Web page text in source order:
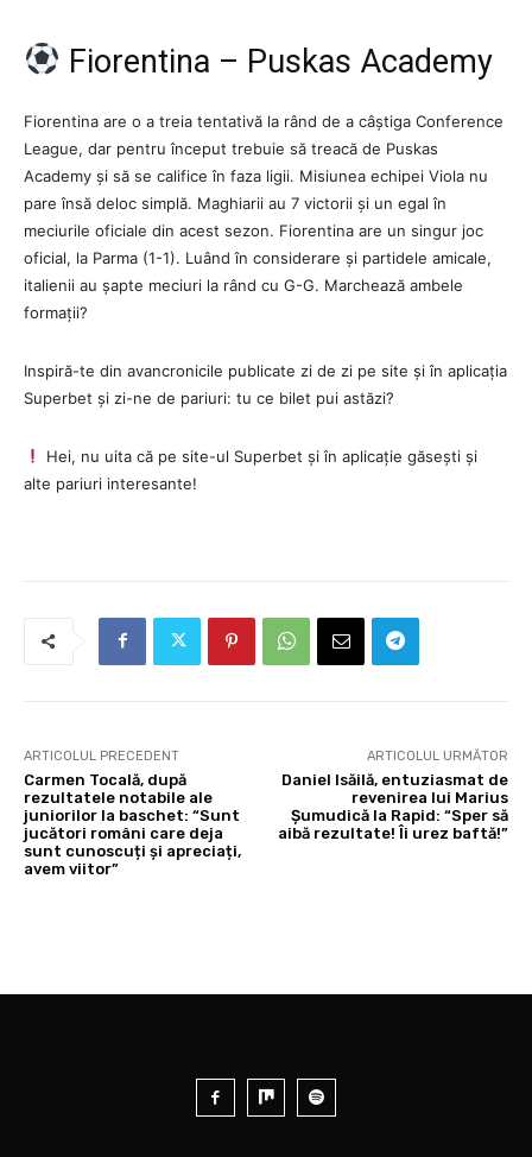
Fiorentina – Puskas Academy
Fiorentina are o a treia tentativă la rând de a câștiga Conference
League, dar pentru început trebuie să treacă de Puskas
Academy și să se califice în faza ligii. Misiunea echipei Viola nu
pare însă deloc simplă. Maghiarii au 7 victorii și un egal în
meciurile oficiale din acest sezon. Fiorentina are un singur joc
oficial, la Parma (1-1). Luând în considerare și partidele amicale,
italienii au șapte meciuri la rând cu G-G. Marchează ambele
formații?
Inspiră-te din avancronicile publicate zi de zi pe site și în aplicația
Superbet și zi-ne de pariuri: tu ce bilet pui astăzi?
Hei, nu uita că pe site-ul Superbet și în aplicație găsești și
alte pariuri interesante!
ARTICOLUL PRECEDENT
Carmen Tocală, după
rezultatele notabile ale
juniorilor la baschet: “Sunt
jucători români care deja
sunt cunoscuți și apreciați,
avem viitor”
ARTICOLUL URMĂTOR
Daniel Isăilă, entuziasmat de
revenirea lui Marius
Șumudică la Rapid: “Sper să
aibă rezultate! Îi urez baftă!”